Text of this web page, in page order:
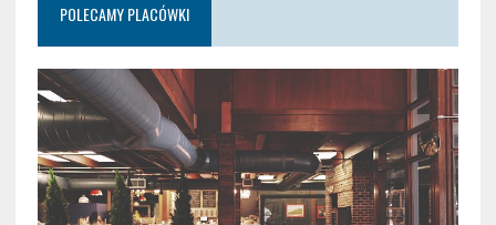
POLECAMY PLACÓWKI